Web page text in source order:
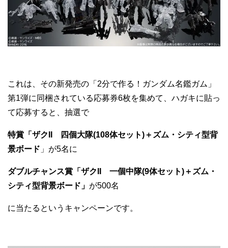
これは、その新発売の「2分で作る！ガンダム名鑑ガム」
第1弾に同梱されている応募券6枚を集めて、ハガキに貼っ
て応募すると、抽選で
特賞「ザクII 四個大隊(108体セット)＋ズム・シティ型背
景ボード 」が5名に
ダブルチャンス賞「ザクII 一個中隊(9体セット)＋ズム・
シティ型背景ボード」 が500名
に当たるというキャンペーンです。